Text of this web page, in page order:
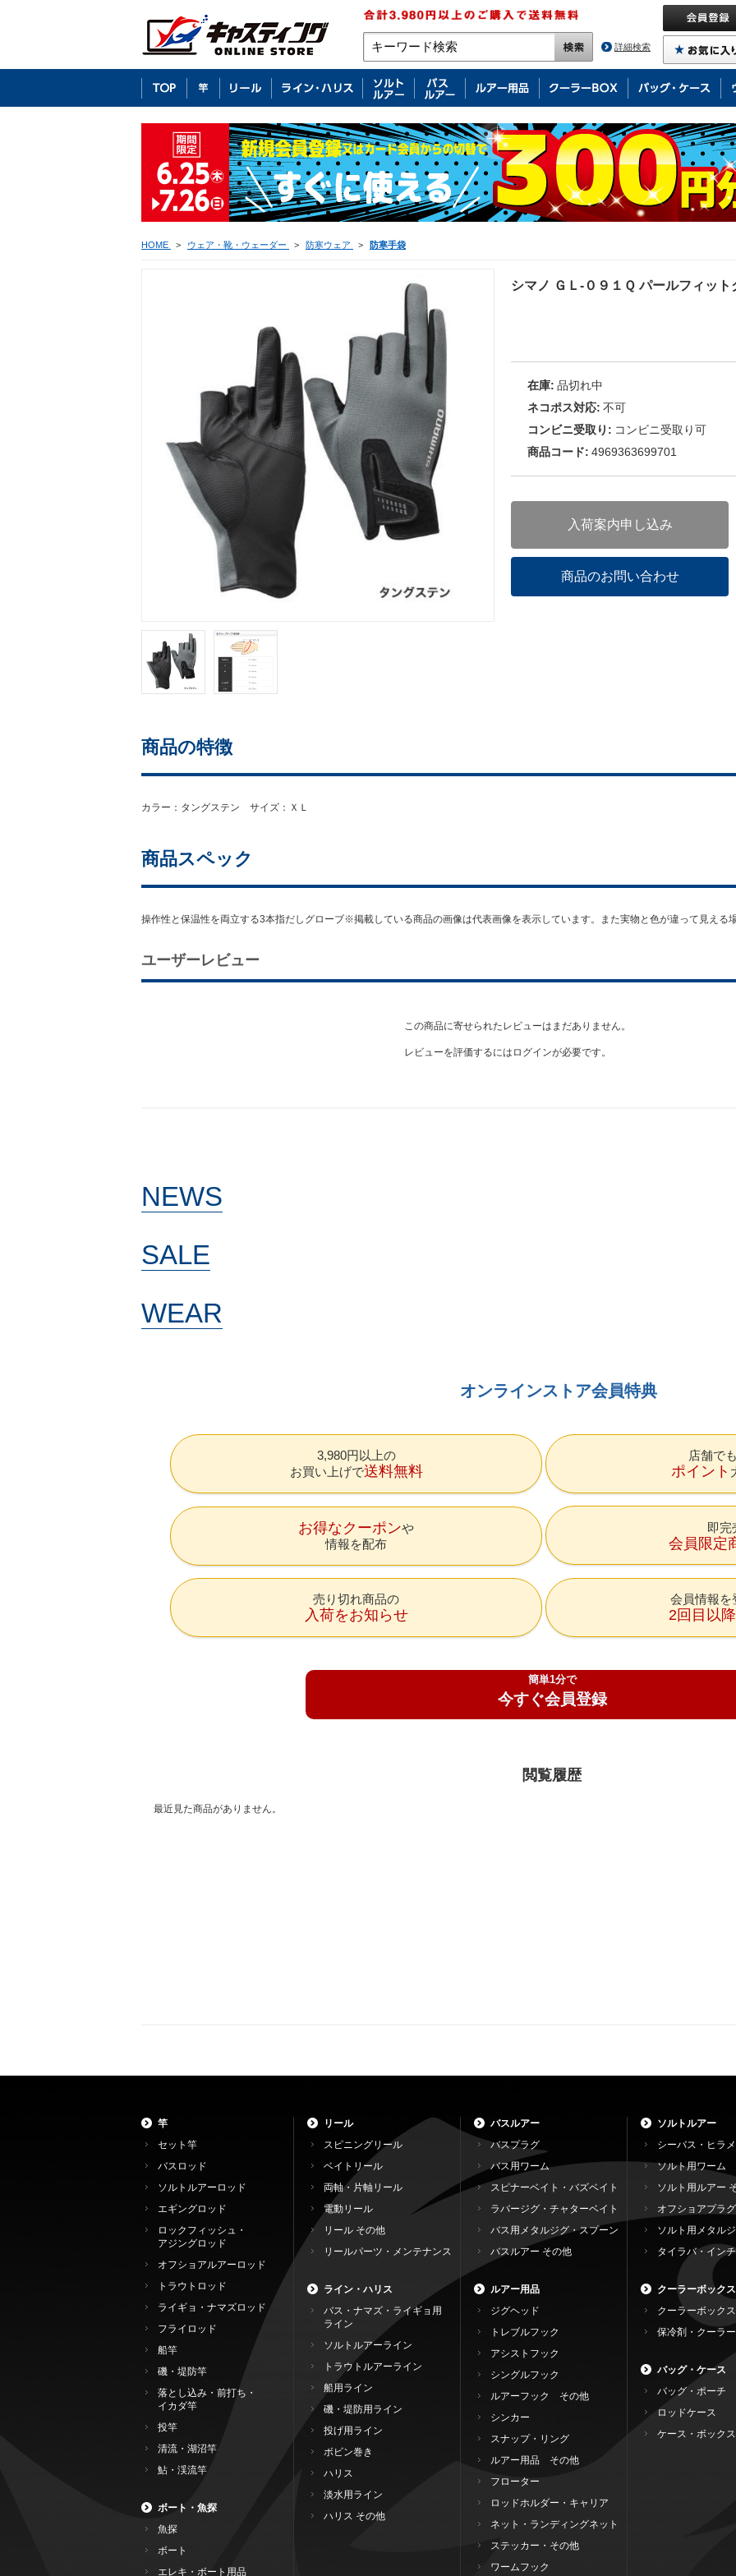
詳細検索
HOME > ウェア・靴・ウェーダー > 防寒ウェア > 防寒手袋
シマノ ＧＬ-０９１Ｑ パールフィッ
在庫: 品切れ中
ネコポス対応: 不可
コンビニ受取り: コンビニ受取り可
商品コード: 4969363699701
入荷案内申し込み
商品のお問い合わせ
商品の特徴
カラー：タングステン サイズ：ＸＬ
商品スペック
操作性と保温性を両立する3本指だしグローブ※掲載している商品の画像は代表画像を表示しています。また実物と色が違って見える
ユーザーレビュー
この商品に寄せられたレビューはまだありません。
レビューを評価するには ログインが必要です。
NEWS
SALE
WEAR
オンラインストア会員特典
3,980円以上の
お買い上げで送料無料
店舗で
ポイント
お得なクーポン
情報を配布
即完
会員限定
売り切れ商品の
入荷をお知らせ
会員情報を
2回目以
簡単1分で
今すぐ会員登録
閲覧履歴
最近見た商品がありません。
竿
セット竿
バスロッド
ソルトルアーロッド
エギングロッド
ロックフィッシュ・
アジングロッド
オフショアルアーロッド
トラウトロッド
ライギョ・ナマズロッド
フライロッド
船竿
磯・堤防竿
落とし込み・前打ち・
イカダ竿
投竿
清流・湖沼竿
鮎・渓流竿
ボート・魚探
魚探
ボート
エレキ・ボート用品
リール
スピニングリール
ベイトリール
両軸・片軸リール
電動リール
リール その他
リールパーツ・メンテナンス
ライン・ハリス
バス・ナマズ・ライギョ用
ライン
ソルトルアーライン
トラウトルアーライン
船用ライン
磯・堤防用ライン
投げ用ライン
ボビン巻き
ハリス
淡水用ライン
ハリス その他
バスルアー
バスプラグ
バス用ワーム
スピナーベイト・バズベイト
ラバージグ・チャターベイト
バス用メタルジグ・スプーン
バスルアー その他
ルアー用品
ジグヘッド
トレブルフック
アシストフック
シングルフック
ルアーフック その他
シンカー
スナップ・リング
ルアー用品 その他
フローター
ロッドホルダー・キャリア
ネット・ランディングネット
ステッカー・その他
ワームフック
ソルトルアー
シーバス・ヒラ
ソルト用ワーム
ソルト用ルアー
オフショアプラグ
ソルト用メタル
タイラバ・イン
クーラーボックス
クーラーボックス
保冷剤・クーラ
バッグ・ケース
バッグ・ポーチ
ロッドケース
ケース・ボックス